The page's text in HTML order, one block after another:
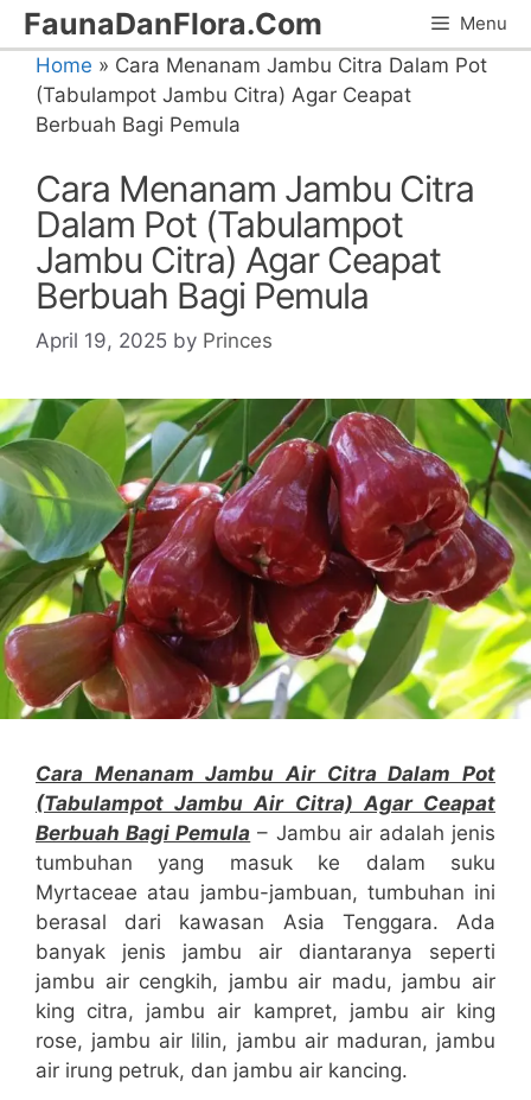
Skip
to
content
FaunaDanFlora.Com Menu
Home » Cara Menanam Jambu Citra Dalam Pot
(Tabulampot Jambu Citra) Agar Ceapat
Berbuah Bagi Pemula
Cara Menanam Jambu Citra
Dalam Pot (Tabulampot
Jambu Citra) Agar Ceapat
Berbuah Bagi Pemula
April 19, 2025 by Princes
Cara Menanam Jambu Air Citra Dalam Pot
(Tabulampot Jambu Air Citra) Agar Ceapat
Berbuah Bagi Pemula – Jambu air adalah jenis
tumbuhan yang masuk ke dalam suku
Myrtaceae atau jambu-jambuan, tumbuhan ini
berasal dari kawasan Asia Tenggara. Ada
banyak jenis jambu air diantaranya seperti
jambu air cengkih, jambu air madu, jambu air
king citra, jambu air kampret, jambu air king
rose, jambu air lilin, jambu air maduran, jambu
air irung petruk, dan jambu air kancing.